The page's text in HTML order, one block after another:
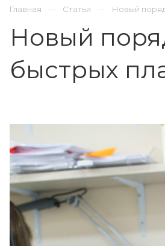
Главная Статьи Новый
Новый
быстрых